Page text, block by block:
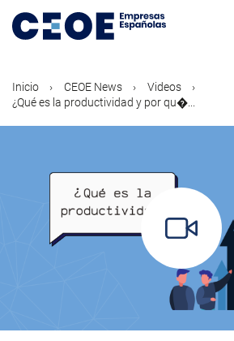
contenido
Inicio CEOE News
Videos
¿Qué es la productividad y por qu�...